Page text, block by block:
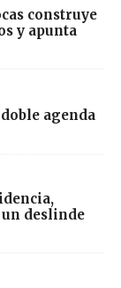
construye
y apunta
doble agenda
un deslinde